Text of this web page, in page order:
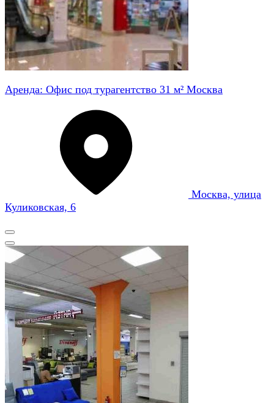
Аренда: Офис под турагентство 31 м² Москва
Москва, улица
Куликовская, 6